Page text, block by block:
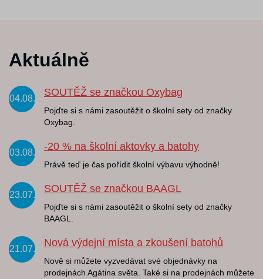
Aktuálně
04.08.
SOUTĚŽ se značkou Oxybag
Pojďte si s námi zasoutěžit o školní sety od značky
Oxybag.
03.08.
-20 % na školní aktovky a batohy
Právě teď je čas pořídit školní výbavu výhodně!
23.07.
SOUTĚŽ se značkou BAAGL
Pojďte si s námi zasoutěžit o školní sety od značky
BAAGL.
21.07.
Nová výdejní místa a zkoušení batohů
Nově si můžete vyzvedávat své objednávky na
prodejnách Agátina světa. Také si na prodejnách můžete